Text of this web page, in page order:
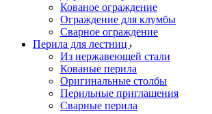
Кованое ограждение
Ограждение для клумбы
Сварное ограждение
Перила для лестниц
Из нержавеющей стали
Кованые перила
Оригинальные столбы
Перильные приглашения
Сварные перила